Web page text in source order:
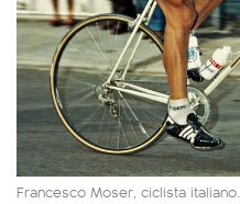
Francesco Moser, ciclista italiano.